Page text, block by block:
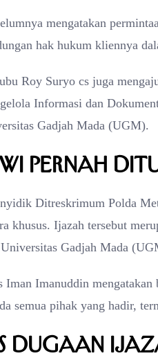
mengatakan
hak hukum kliennya
Roy Suryo cs juga
Informasi dan
Gadjah Mada (UGM).
Pernah
Ditreskrimum Polda
khusus. Ijazah tersebut
Gadjah Mada
Imanuddin mengatakan
semua pihak yang hadir,
Dugaan